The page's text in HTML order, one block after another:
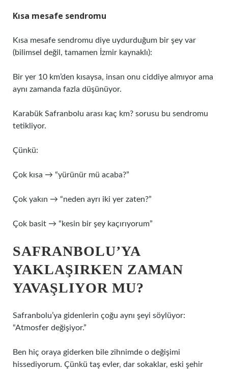
Kısa mesafe sendromu
Kısa mesafe sendromu diye uydurduğum bir şey var
(bilimsel değil, tamamen İzmir kaynaklı):
Bir yer 10 km’den kısaysa, insan onu ciddiye almıyor ama
aynı zamanda fazla düşünüyor.
Karabük Safranbolu arası kaç km? sorusu bu sendromu
tetikliyor.
Çünkü:
Çok kısa → “yürünür mü acaba?”
Çok yakın → “neden ayrı iki yer zaten?”
Çok basit → “kesin bir şey kaçırıyorum”
SAFRANBOLU’YA
YAKLAŞIRKEN ZAMAN
YAVAŞLIYOR MU?
Safranbolu’ya gidenlerin çoğu aynı şeyi söylüyor:
“Atmosfer değişiyor.”
Ben hiç oraya giderken bile zihnimde o değişimi
hissediyorum. Çünkü taş evler, dar sokaklar, eski şehir